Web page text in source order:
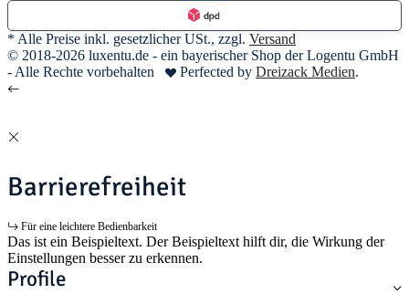
* Alle Preise inkl. gesetzlicher USt., zzgl. Versand
© 2018-2026 luxentu.de - ein bayerischer Shop der Logentu GmbH
- Alle Rechte vorbehalten
Perfected by Dreizack Medien.
Barrierefreiheit
Für eine leichtere Bedienbarkeit
Das ist ein Beispieltext. Der Beispieltext hilft dir, die Wirkung der
Einstellungen besser zu erkennen.
Profile